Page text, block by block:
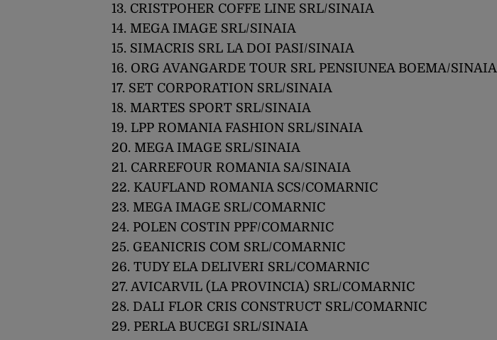
13. CRISTPOHER COFFE LINE SRL/SINAIA
14. MEGA IMAGE SRL/SINAIA
15. SIMACRIS SRL LA DOI PASI/SINAIA
16. ORG AVANGARDE TOUR SRL PENSIUNEA BOEMA/SINAIA
17. SET CORPORATION SRL/SINAIA
18. MARTES SPORT SRL/SINAIA
19. LPP ROMANIA FASHION SRL/SINAIA
20. MEGA IMAGE SRL/SINAIA
21. CARREFOUR ROMANIA SA/SINAIA
22. KAUFLAND ROMANIA SCS/COMARNIC
23. MEGA IMAGE SRL/COMARNIC
24. POLEN COSTIN PPF/COMARNIC
25. GEANICRIS COM SRL/COMARNIC
26. TUDY ELA DELIVERI SRL/COMARNIC
27. AVICARVIL (LA PROVINCIA) SRL/COMARNIC
28. DALI FLOR CRIS CONSTRUCT SRL/COMARNIC
29. PERLA BUCEGI SRL/SINAIA